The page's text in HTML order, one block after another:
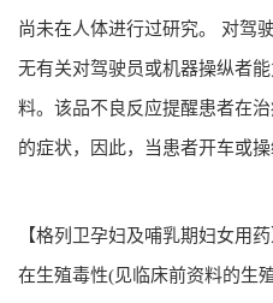
尚未在人体进行过研究。 对驾
无有关对驾驶员或机器操纵者
料。该品不良反应提醒患者在
的症状，因此，当患者开车或操
【格列卫孕妇及哺乳期妇女用
在生殖毒性(见临床前资料的生